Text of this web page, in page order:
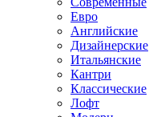
Евро
Английские
Дизайнерские
Итальянские
Кантри
Классические
Лофт